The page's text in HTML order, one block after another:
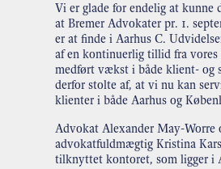
Vi er glade for endelig at kunne
at Bremer Advokater pr. 1.
er at finde i Aarhus C.
af en kontinuerlig tillid fra vores
medført vækst i både klient- og
derfor stolte af, at vi nu kan
klienter i både Aarhus og
Advokat Alexander May-Worre
advokatfuldmægtig Kristina
tilknyttet kontoret, som ligger i